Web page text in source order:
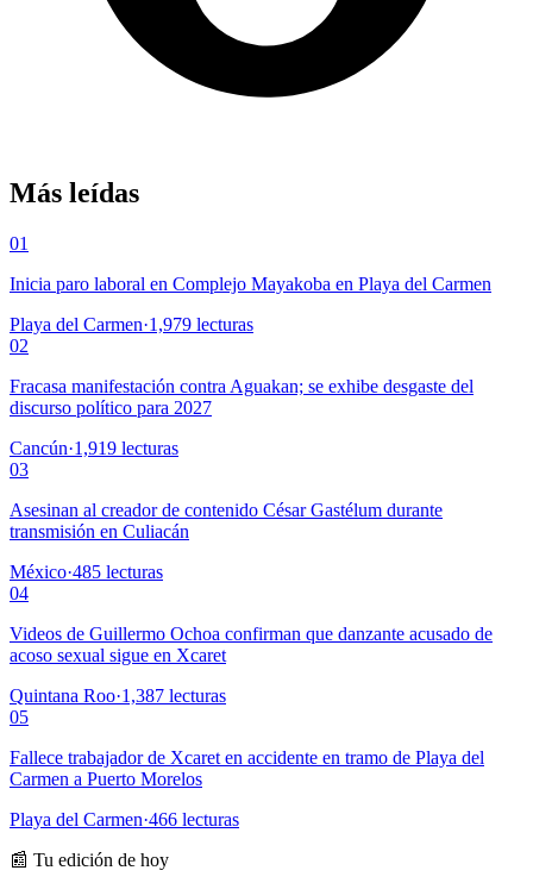
Más leídas
01
Inicia paro laboral en Complejo Mayakoba en Playa del Carmen
Playa del Carmen·1,979 lecturas
02
Fracasa manifestación contra Aguakan; se exhibe desgaste del
discurso político para 2027
Cancún·1,919 lecturas
03
Asesinan al creador de contenido César Gastélum durante
transmisión en Culiacán
México·485 lecturas
04
Videos de Guillermo Ochoa confirman que danzante acusado de
acoso sexual sigue en Xcaret
Quintana Roo·1,387 lecturas
05
Fallece trabajador de Xcaret en accidente en tramo de Playa del
Carmen a Puerto Morelos
Playa del Carmen·466 lecturas
📰 Tu edición de hoy